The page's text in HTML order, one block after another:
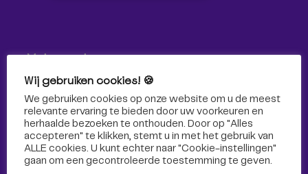
Volg ons!
Volg Omroep Tilburg niet alleen hier, maar ook via social
media!
Wij gebruiken cookies! 🍪
We gebruiken cookies op onze website om u de meest
relevante ervaring te bieden door uw voorkeuren en
herhaalde bezoeken te onthouden. Door op "Alles
accepteren" te klikken, stemt u in met het gebruik van
ALLE cookies. U kunt echter naar "Cookie-instellingen"
gaan om een ​​gecontroleerde toestemming te geven.